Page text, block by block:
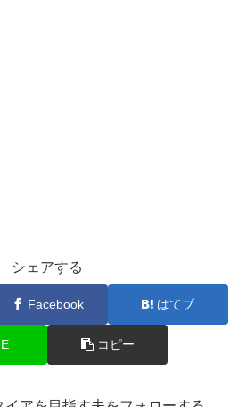
シェアする
Facebook はてブ
コピー